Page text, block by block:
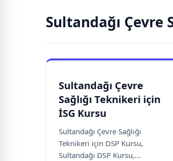
Sultandağı Çevre
Sultandağı Çevre
Sağlığı Teknikeri için
İSG Kursu
Sultandağı Çevre Sağlığı
Teknikeri için DSP Kursu,
Sultandağı DSP Kursu,...